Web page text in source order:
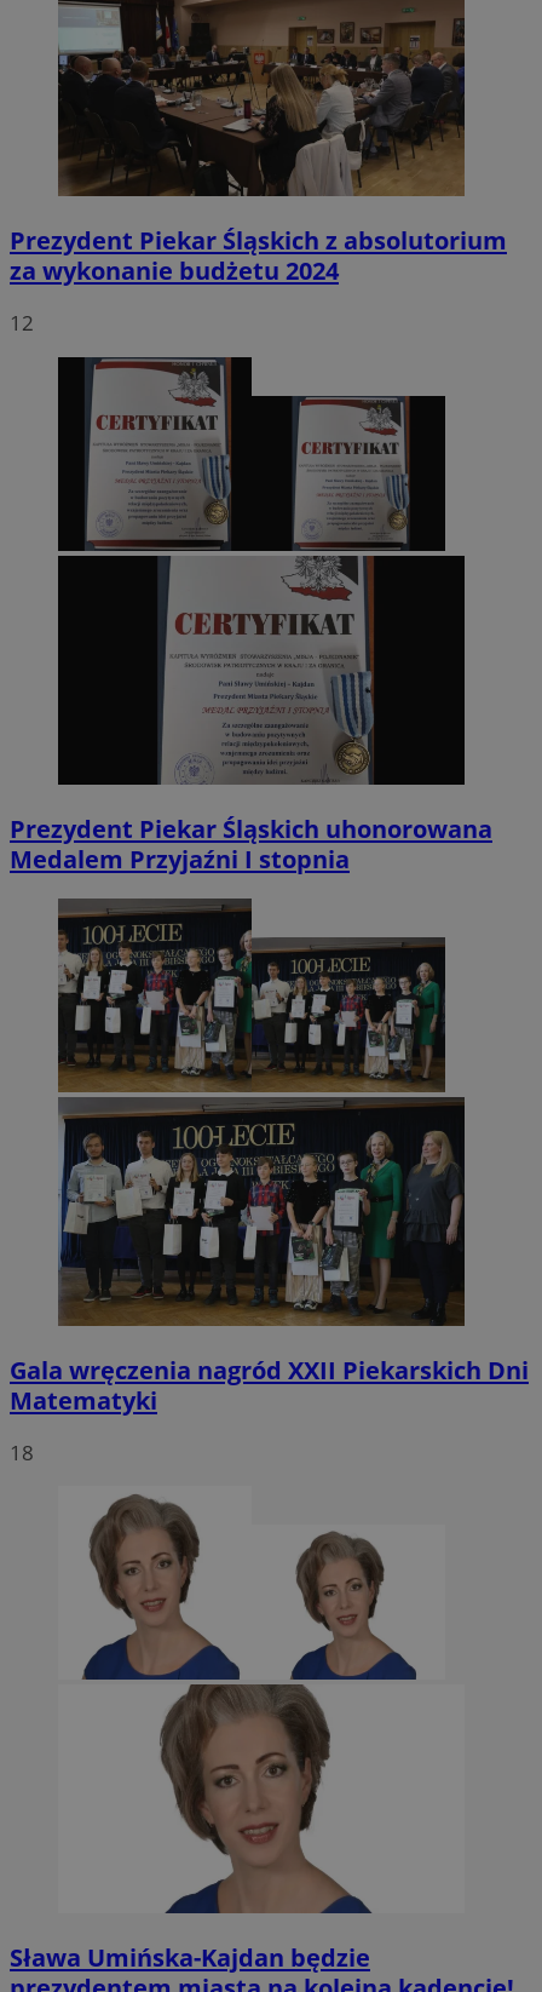
Prezydent Piekar Śląskich z absolutorium
za wykonanie budżetu 2024
12
Prezydent Piekar Śląskich uhonorowana
Medalem Przyjaźni I stopnia
Gala wręczenia nagród XXII Piekarskich Dni
Matematyki
18
Sława Umińska-Kajdan będzie